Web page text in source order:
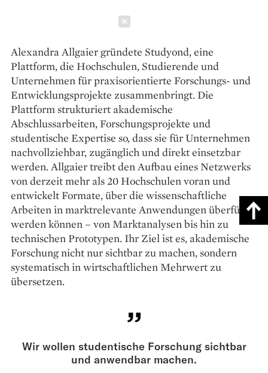
Alexandra Allgaier gründete Studyond, eine
Plattform, die Hochschulen, Studierende und
Unternehmen für praxisorientierte Forschungs- und
Entwicklungsprojekte zusammenbringt. Die
Plattform strukturiert akademische
Abschlussarbeiten, Forschungsprojekte und
studentische Expertise so, dass sie für Unternehmen
nachvollziehbar, zugänglich und direkt einsetzbar
werden. Allgaier treibt den Aufbau eines Netzwerks
von derzeit mehr als 20 Hochschulen voran und
entwickelt Formate, über die wissenschaftliche
Arbeiten in marktrelevante Anwendungen überführt
werden können – von Marktanalysen bis hin zu
technischen Prototypen. Ihr Ziel ist es, akademische
Forschung nicht nur sichtbar zu machen, sondern
systematisch in wirtschaftlichen Mehrwert zu
übersetzen.
Wir wollen studentische Forschung sichtbar
und anwendbar machen.